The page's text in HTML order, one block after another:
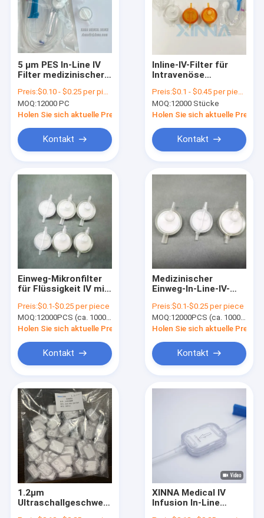
Videos
Über uns
Kontakt mit uns
Bitte um ein Angebot
Laboratoriumsfilter für Spritzen
Membranscheibenfilter
PES Membran
PTFE-Membran
Glasfaser-Membran
Nylonmembran
PVDF-Membran
Wandler-Schutz
Bakterielle Lüftungsfilter
Infusions-Zusätze
meltblown nichtgewebtes Gewebe
5 μm PES In-Line IV
Filter medizinischer
Luftlüftmembran
Preis:$0.10 - $0.25 per piece
MOQ:12000 PC
Holen Sie sich aktuelle Preis
Kontakt
Inline-IV-Filter für
Intravenöse
Preis:$0.1 - $0.45 per piece
MOQ:12000 Stücke
Holen Sie sich aktuelle Preis
Kontakt
Einweg-Mikronfilter
für Flüssigkeit IV mit
Preis:$0.1-$0.25 per piece
MOQ:12000PCS (ca. 1000PCS pro Verpackung)
Holen Sie sich aktuelle Preis
Kontakt
Medizinischer
Einweg-In-Line-IV-
EOS-Präzisions-
Flüssigstofffilter
Preis:$0.1-$0.25 per piece
MOQ:12000PCS (ca. 1000PCS pro Verpackung)
Holen Sie sich aktuelle Preis
Kontakt
1.2μm
Ultraschallgeschweißtes
XINNA Medical IV
Infusion In-Line